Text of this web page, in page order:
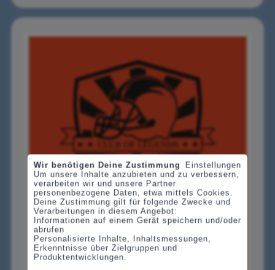
Wir benötigen Deine Zustimmung
Einstellungen
Um unsere Inhalte anzubieten und zu verbessern,
verarbeiten wir und unsere Partner
personenbezogene Daten, etwa mittels Cookies.
Deine Zustimmung gilt für folgende Zwecke und
Verarbeitungen in diesem Angebot:
Informationen auf einem Gerät speichern und/oder
abrufen
Personalisierte Inhalte, Inhaltsmessungen,
Erkenntnisse über Zielgruppen und
Produktentwicklungen.